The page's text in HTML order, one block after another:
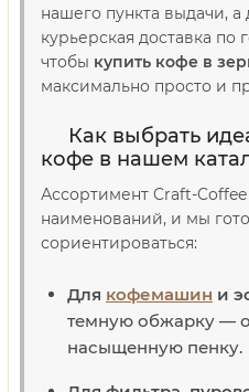
нашего пункта выдачи,
курьерская доставка
чтобы купить кофе в
максимально просто и
Как выбрать
кофе в нашем
Ассортимент Craft-
наименований, и мы
сориентироваться:
Для кофемашин и
темную обжарку —
насыщенную пенку.